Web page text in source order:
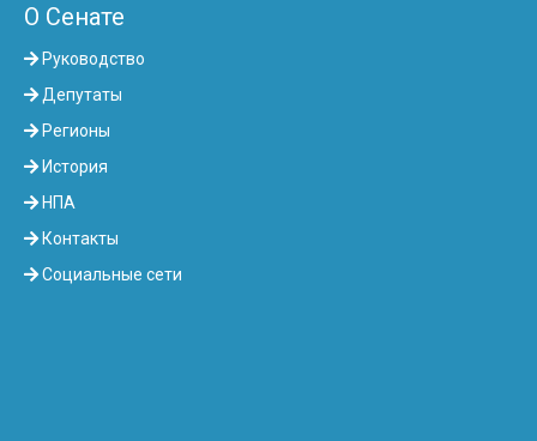
О Сенате
Руководство
Депутаты
Регионы
История
НПА
Контакты
Социальные сети